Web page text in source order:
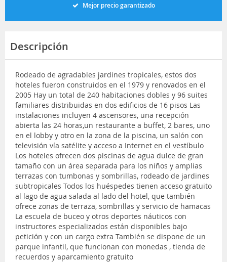
Mejor precio garantizado
Descripción
Rodeado de agradables jardines tropicales, estos dos
hoteles fueron construidos en el 1979 y renovados en el
2005 Hay un total de 240 habitaciones dobles y 96 suites
familiares distribuidas en dos edificios de 16 pisos Las
instalaciones incluyen 4 ascensores, una recepción
abierta las 24 horas,un restaurante a buffet, 2 bares, uno
en el lobby y otro en la zona de la piscina, un salón con
televisión vía satélite y acceso a Internet en el vestíbulo
Los hoteles ofrecen dos piscinas de agua dulce de gran
tamaño con un área separada para los niños y amplias
terrazas con tumbonas y sombrillas, rodeado de jardines
subtropicales Todos los huéspedes tienen acceso gratuito
al lago de agua salada al lado del hotel, que también
ofrece zonas de terraza, sombrillas y servicio de hamacas
La escuela de buceo y otros deportes náuticos con
instructores especializados están disponibles bajo
petición y con un cargo extra También se dispone de un
parque infantil, que funcionan con monedas , tienda de
recuerdos y aparcamiento gratuito